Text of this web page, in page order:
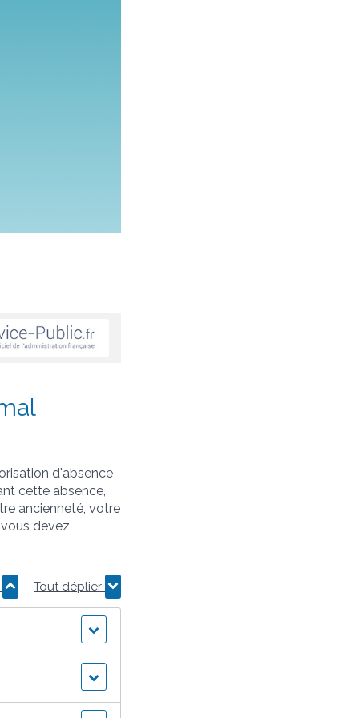
d'absence
cette absence,
ancienneté, votre
devez
Tout déplier